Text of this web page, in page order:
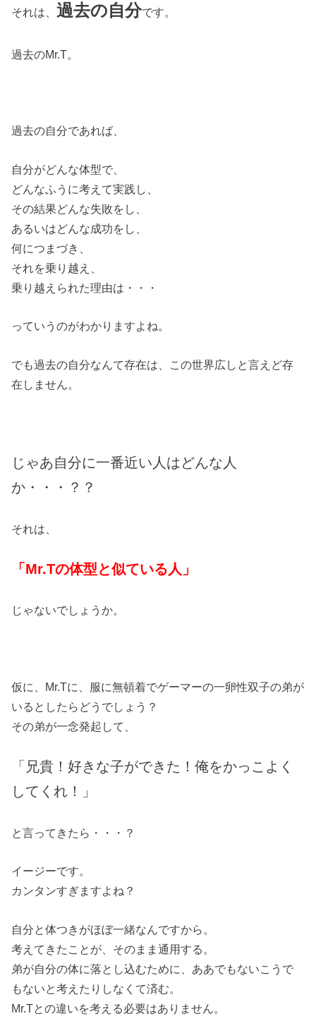
それは、過去の自分です。
過去のMr.T。
過去の自分であれば、
自分がどんな体型で、
どんなふうに考えて実践し、
その結果どんな失敗をし、
あるいはどんな成功をし、
何につまづき、
それを乗り越え、
乗り越えられた理由は・・・
っていうのがわかりますよね。
でも過去の自分なんて存在は、この世界広しと言えど存
在しません。
じゃあ自分に一番近い人はどんな人
か・・・？？
それは、
「Mr.Tの体型と似ている人」
じゃないでしょうか。
仮に、Mr.Tに、服に無頓着でゲーマーの一卵性双子の弟が
いるとしたらどうでしょう？
その弟が一念発起して、
「兄貴！好きな子ができた！俺をかっこよく
してくれ！」
と言ってきたら・・・？
イージーです。
カンタンすぎますよね？
自分と体つきがほぼ一緒なんですから。
考えてきたことが、そのまま通用する。
弟が自分の体に落とし込むために、ああでもないこうで
もないと考えたりしなくて済む。
Mr.Tとの違いを考える必要はありません。